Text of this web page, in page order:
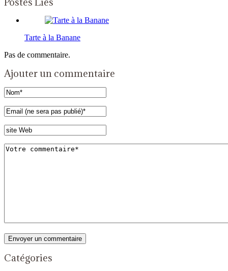
Tarte à la Banane
Pas de commentaire.
Ajouter un commentaire
Catégories